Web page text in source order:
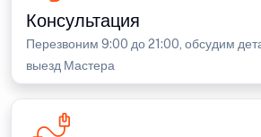
Консультация
Перезвоним 9:00 до 21:00, обсудим
выезд Мастера